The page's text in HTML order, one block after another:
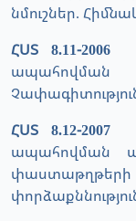
նմուշներ.
ՀՍՏ 8.11-
ՀՍՏ 8.12-
ապահովման